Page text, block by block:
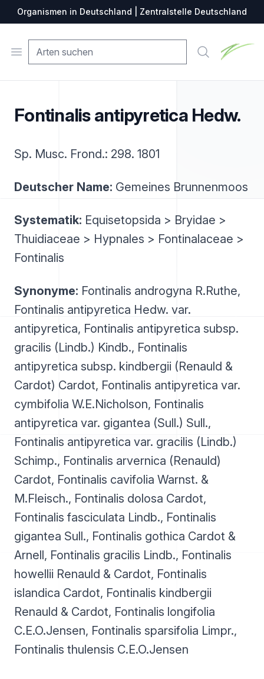
Organismen in Deutschland | Zentralstelle Deutschland
Open menu Suche
Fontinalis antipyretica Hedw.
Sp. Musc. Frond.: 298. 1801
Deutscher Name: Gemeines Brunnenmoos
Systematik: Equisetopsida > Bryidae >
Thuidiaceae > Hypnales > Fontinalaceae >
Fontinalis
Synonyme: Fontinalis androgyna R.Ruthe,
Fontinalis antipyretica Hedw. var.
antipyretica, Fontinalis antipyretica subsp.
gracilis (Lindb.) Kindb., Fontinalis
antipyretica subsp. kindbergii (Renauld &
Cardot) Cardot, Fontinalis antipyretica var.
cymbifolia W.E.Nicholson, Fontinalis
antipyretica var. gigantea (Sull.) Sull.,
Fontinalis antipyretica var. gracilis (Lindb.)
Schimp., Fontinalis arvernica (Renauld)
Cardot, Fontinalis cavifolia Warnst. &
M.Fleisch., Fontinalis dolosa Cardot,
Fontinalis fasciculata Lindb., Fontinalis
gigantea Sull., Fontinalis gothica Cardot &
Arnell, Fontinalis gracilis Lindb., Fontinalis
howellii Renauld & Cardot, Fontinalis
islandica Cardot, Fontinalis kindbergii
Renauld & Cardot, Fontinalis longifolia
C.E.O.Jensen, Fontinalis sparsifolia Limpr.,
Fontinalis thulensis C.E.O.Jensen